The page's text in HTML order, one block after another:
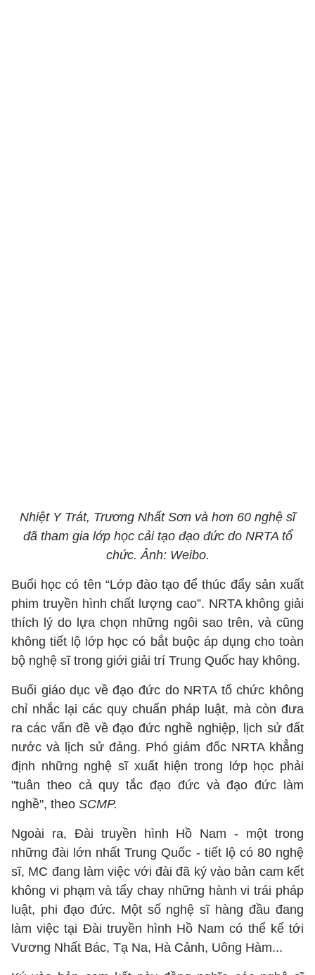
Nhiệt Y Trát, Trương Nhất Sơn và hơn 60 nghệ sĩ
đã tham gia lớp học cải tạo đạo đức do NRTA tổ
chức. Ảnh: Weibo.
Buổi học có tên “Lớp đào tạo để thúc đẩy sản xuất
phim truyền hình chất lượng cao”. NRTA không giải
thích lý do lựa chọn những ngôi sao trên, và cũng
không tiết lộ lớp học có bắt buộc áp dụng cho toàn
bộ nghệ sĩ trong giới giải trí Trung Quốc hay không.
Buổi giáo dục về đạo đức do NRTA tổ chức không
chỉ nhắc lại các quy chuẩn pháp luật, mà còn đưa
ra các vấn đề về đạo đức nghề nghiệp, lịch sử đất
nước và lịch sử đảng. Phó giám đốc NRTA khẳng
định những nghệ sĩ xuất hiện trong lớp học phải
"tuân theo cả quy tắc đạo đức và đạo đức làm
nghề", theo SCMP.
Ngoài ra, Đài truyền hình Hồ Nam - một trong
những đài lớn nhất Trung Quốc - tiết lộ có 80 nghệ
sĩ, MC đang làm việc với đài đã ký vào bản cam kết
không vi phạm và tẩy chay những hành vi trái pháp
luật, phi đạo đức. Một số nghệ sĩ hàng đầu đang
làm việc tại Đài truyền hình Hồ Nam có thể kể tới
Vương Nhất Bác, Tạ Na, Hà Cảnh, Uông Hàm...